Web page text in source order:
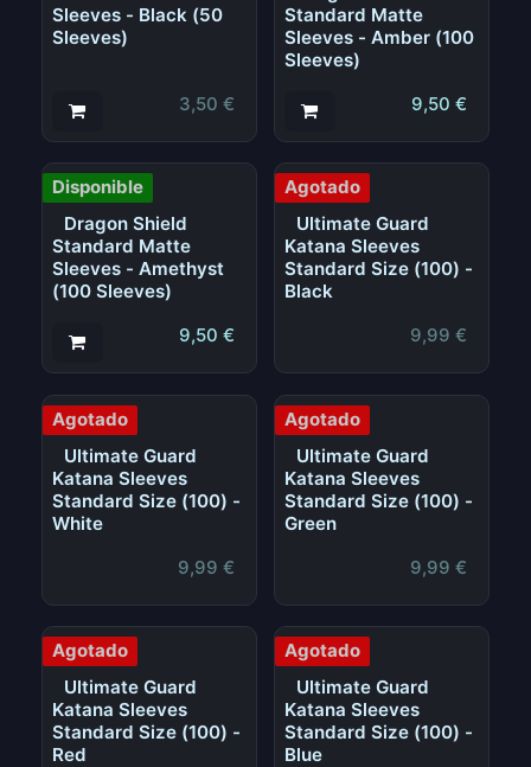
Sleeves - Black (50
Sleeves)
3,50 €
Standard Matte
Sleeves - Amber (100
Sleeves)
9,50 €
Disponible
Dragon Shield
Standard Matte
Sleeves - Amethyst
(100 Sleeves)
9,50 €
Agotado
Ultimate Guard
Katana Sleeves
Standard Size (100) -
Black
9,99 €
Agotado
Ultimate Guard
Katana Sleeves
Standard Size (100) -
White
9,99 €
Agotado
Ultimate Guard
Katana Sleeves
Standard Size (100) -
Green
9,99 €
Agotado
Ultimate Guard
Katana Sleeves
Standard Size (100) -
Red
Agotado
Ultimate Guard
Katana Sleeves
Standard Size (100) -
Blue